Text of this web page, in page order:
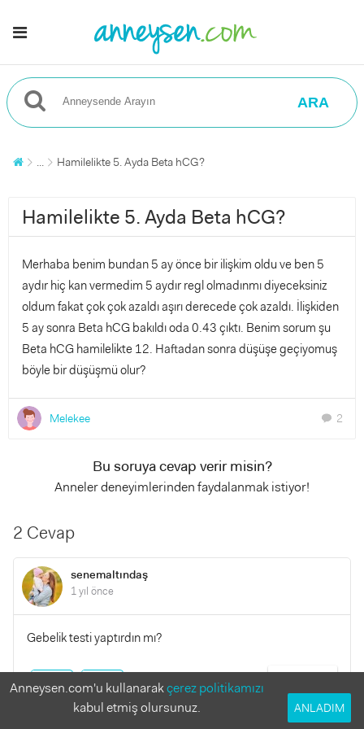
ARA
... Hamilelikte 5. Ayda Beta hCG?
Hamilelikte 5. Ayda Beta hCG?
Merhaba benim bundan 5 ay önce bir ilişkim oldu ve ben 5
aydır hiç kan vermedim 5 aydır regl olmadınmı diyeceksiniz
oldum fakat çok çok azaldı aşırı derecede çok azaldı. İlişkiden
5 ay sonra Beta hCG bakıldı oda 0.43 çıktı. Benim sorum şu
Beta hCG hamilelikte 12. Haftadan sonra düşüşe geçiyomuş
böyle bir düşüşmü olur?
Melekee chat 2
Bu soruya cevap verir misin?
Anneler deneyimlerinden faydalanmak istiyor!
2 Cevap
senemaltındaş
1 yıl önce
Gebelik testi yaptırdın mı?
0 0
Anneysen.com'u kullanarakçerez politikamızı
kabul etmiş olursunuz.
ANLADIM